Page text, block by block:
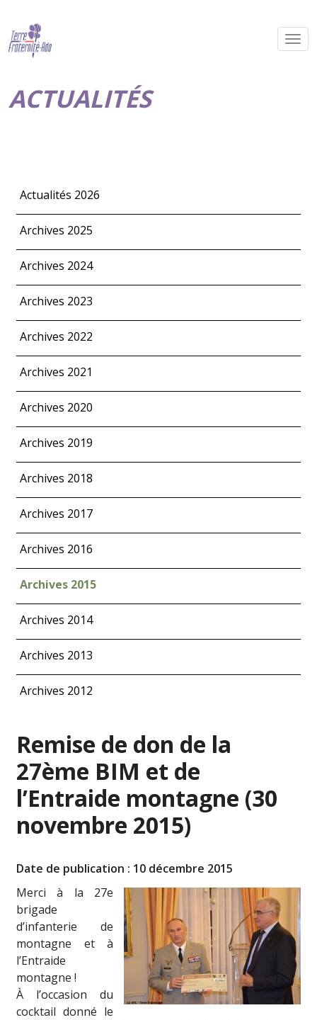
ACTUALITÉS
Actualités 2026
Archives 2025
Archives 2024
Archives 2023
Archives 2022
Archives 2021
Archives 2020
Archives 2019
Archives 2018
Archives 2017
Archives 2016
Archives 2015
Archives 2014
Archives 2013
Archives 2012
Remise de don de la
27ème BIM et de
l’Entraide montagne (30
novembre 2015)
Date de publication : 10 décembre 2015
Merci à la 27e
brigade
d’infanterie de
montagne et à
l’Entraide
montagne !
À l’occasion du
cocktail donné le